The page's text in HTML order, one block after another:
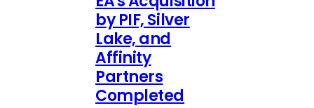
by PIF, Silver
Lake, and
Affinity
Partners
Completed